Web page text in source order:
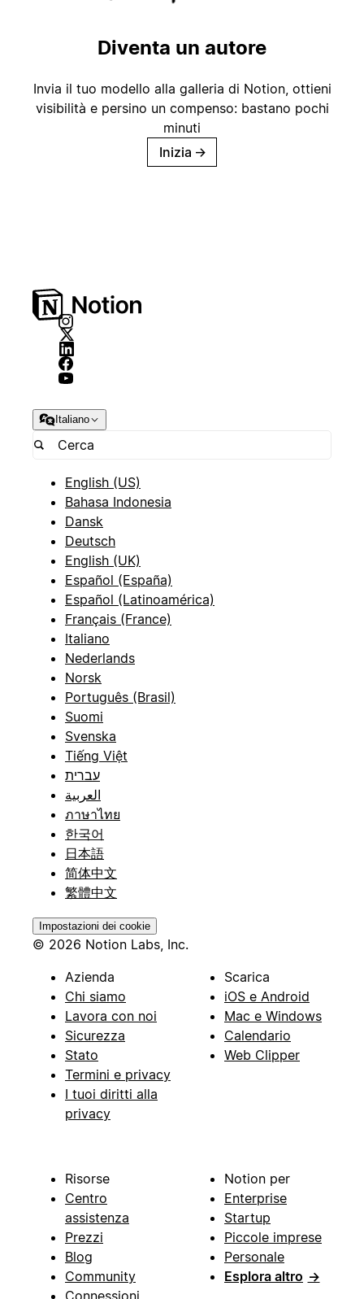
Diventa un autore
Invia il tuo modello alla galleria di Notion, ottieni
visibilità e persino un compenso: bastano pochi
minuti
Inizia →
Italiano
English (US)
Bahasa Indonesia
Dansk
Deutsch
English (UK)
Español (España)
Español (Latinoamérica)
Français (France)
Italiano
Nederlands
Norsk
Português (Brasil)
Suomi
Svenska
Tiếng Việt
עברית
العربية
ภาษาไทย
한국어
日本語
简体中文
繁體中文
Impostazioni dei cookie
© 2026 Notion Labs, Inc.
Azienda
Chi siamo
Lavora con noi
Sicurezza
Stato
Termini e privacy
I tuoi diritti alla
privacy
Scarica
iOS e Android
Mac e Windows
Calendario
Web Clipper
Risorse
Centro
assistenza
Prezzi
Blog
Community
Notion per
Enterprise
Startup
Piccole imprese
Personale
Esplora altro →